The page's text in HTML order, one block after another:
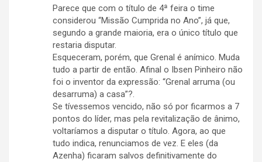
Parece que com o título de 4ª feira o time
considerou “Missão Cumprida no Ano”, já que,
segundo a grande maioria, era o único título que
restaria disputar.
Esqueceram, porém, que Grenal é anímico. Muda
tudo a partir de então. Afinal o Ibsen Pinheiro não
foi o inventor da expressão: “Grenal arruma (ou
desarruma) a casa”?.
Se tívessemos vencido, não só por ficarmos a 7
pontos do líder, mas pela revitalização de ânimo,
voltaríamos a disputar o título. Agora, ao que
tudo indica, renunciamos de vez. E eles (da
Azenha) ficaram salvos definitivamente do